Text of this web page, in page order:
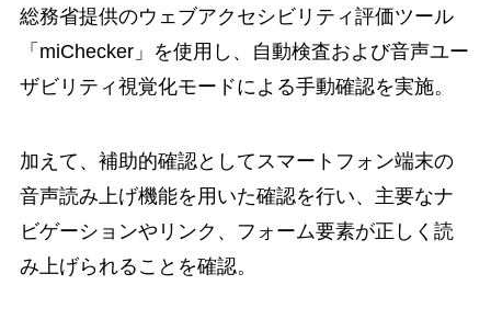
総務省提供のウェブアクセシビリティ評価ツール
「miChecker」を使用し、自動検査および音声ユー
ザビリティ視覚化モードによる手動確認を実施。
加えて、補助的確認としてスマートフォン端末の
音声読み上げ機能を用いた確認を行い、主要なナ
ビゲーションやリンク、フォーム要素が正しく読
み上げられることを確認。